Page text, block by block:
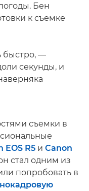
Бен
к съемке
быстро, —
секунды, и
съемки в
EOS R5 и Canon
стал одним из
попробовать в